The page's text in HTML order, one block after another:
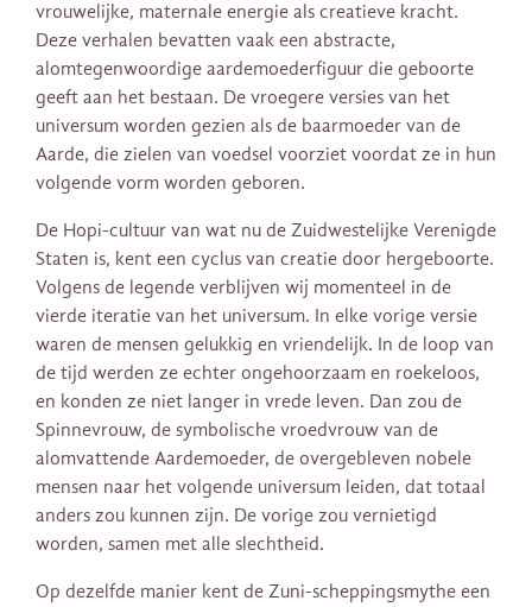
vrouwelijke, maternale energie als creatieve kracht.
Deze verhalen bevatten vaak een abstracte,
alomtegenwoordige aardemoederfiguur die geboorte
geeft aan het bestaan. De vroegere versies van het
universum worden gezien als de baarmoeder van de
Aarde, die zielen van voedsel voorziet voordat ze in hun
volgende vorm worden geboren.
De Hopi-cultuur van wat nu de Zuidwestelijke Verenigde
Staten is, kent een cyclus van creatie door hergeboorte.
Volgens de legende verblijven wij momenteel in de
vierde iteratie van het universum. In elke vorige versie
waren de mensen gelukkig en vriendelijk. In de loop van
de tijd werden ze echter ongehoorzaam en roekeloos,
en konden ze niet langer in vrede leven. Dan zou de
Spinnevrouw, de symbolische vroedvrouw van de
alomvattende Aardemoeder, de overgebleven nobele
mensen naar het volgende universum leiden, dat totaal
anders zou kunnen zijn. De vorige zou vernietigd
worden, samen met alle slechtheid.
Op dezelfde manier kent de Zuni-scheppingsmythe een